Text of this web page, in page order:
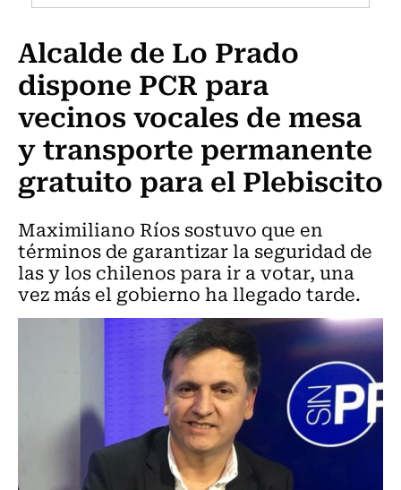
Programas Radio y TV Usach
Alcalde de Lo Prado
dispone PCR para
vecinos vocales de mesa
y transporte permanente
gratuito para el Plebiscito
Maximiliano Ríos sostuvo que en
términos de garantizar la seguridad de
las y los chilenos para ir a votar, una
vez más el gobierno ha llegado tarde.